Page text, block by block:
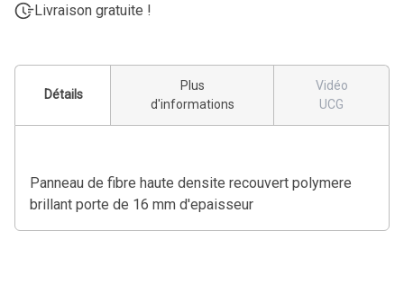
Livraison gratuite !
Détails
Plus
d'informations
Vidéo
UCG
Panneau de fibre haute densite recouvert polymere
brillant porte de 16 mm d'epaisseur